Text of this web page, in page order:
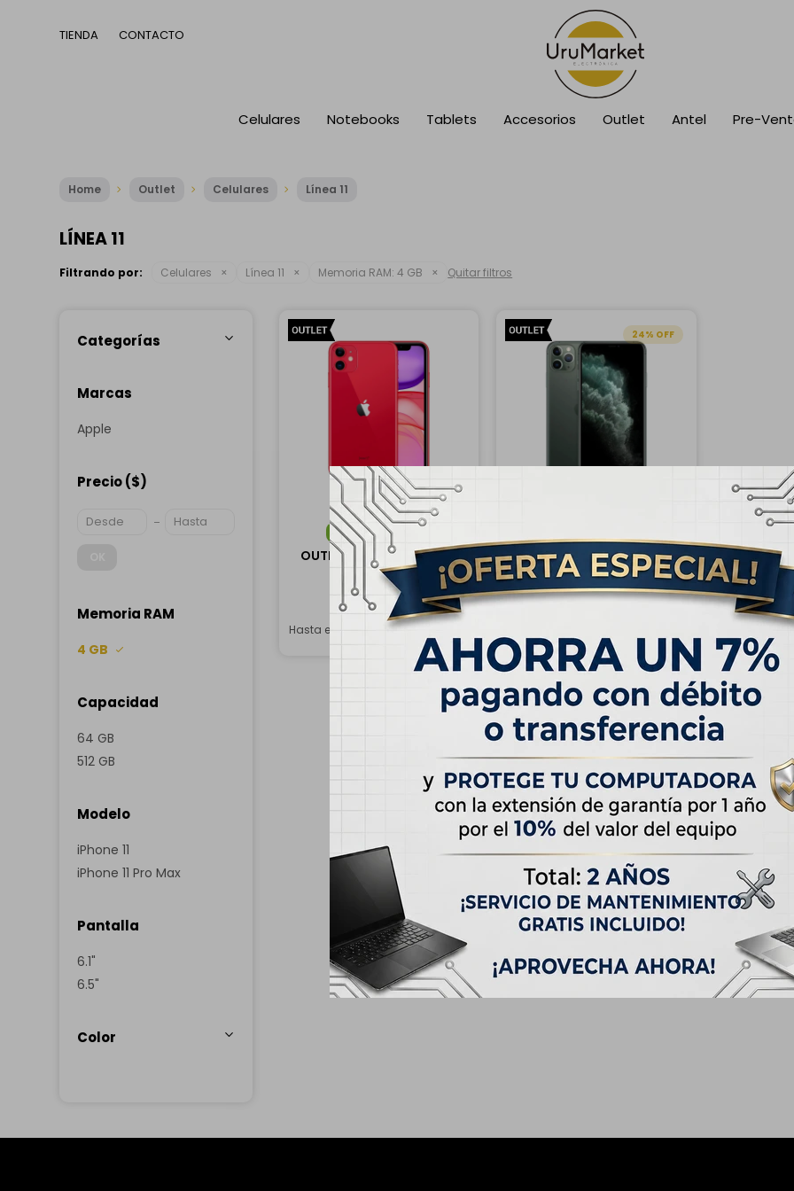
Celulares Notebooks Tablets Accesorios Outlet Antel Pre-
TIENDA CONTACTO
Home Outlet Celulares Línea 11
LÍNEA 11
Filtrando por: Celulares Línea 11 Memoria RAM: 4 GB Quitar filtros
ENVÍO GRATIS
OUTLET - Apple iPhone 11
64GB - Rojo
USD275,00
Hasta en 12 cuotas deUSD 22.92
24
OUTLET - Apple iPhone 11 Pro
Max 512GB - Verde
Medianoche
USD499,00 USD 659,00
Categorías
Marcas
Apple
Precio($)
Memoria RAM
4 GB
Capacidad
64 GB
512 GB
Modelo
iPhone 11
iPhone 11 Pro Max
Pantalla
6.1"
6.5"
Color